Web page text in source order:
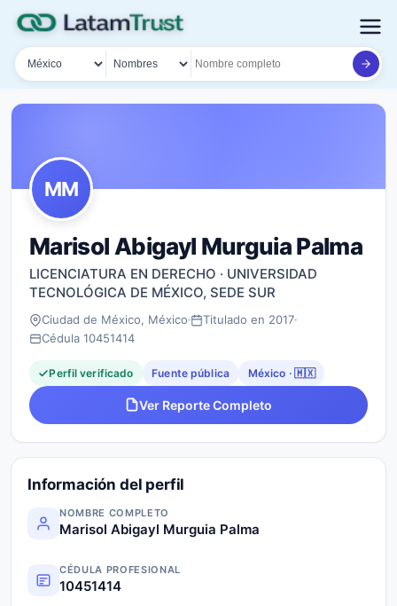
País
Tipo de búsqueda
Nombre o documento
MM
Marisol Abigayl Murguia Palma
LICENCIATURA EN DERECHO · UNIVERSIDAD
TECNOLÓGICA DE MÉXICO, SEDE SUR
Ciudad de México, México
Titulado en 2017
Cédula 10451414
Perfil verificado Fuente pública México · 🇲🇽
Ver Reporte Completo
Información del perfil
NOMBRE COMPLETO
Marisol Abigayl Murguia Palma
CÉDULA PROFESIONAL
10451414